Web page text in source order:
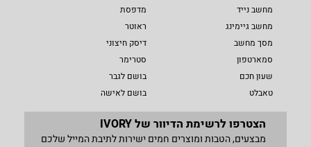
מחשב נייד
מחשב גיימינג
מסך מחשב
סמארטפון
שעון חכם
טאבלט
מדפסת
ראוטר
דיסק חיצוני
סטרימר
בושם לגבר
בושם לאישה
הצטרפו לרשימת הדיוור של IVORY
מבצעים, הטבות ומוצרים חמים ישירות לתיבת המייל שלכם